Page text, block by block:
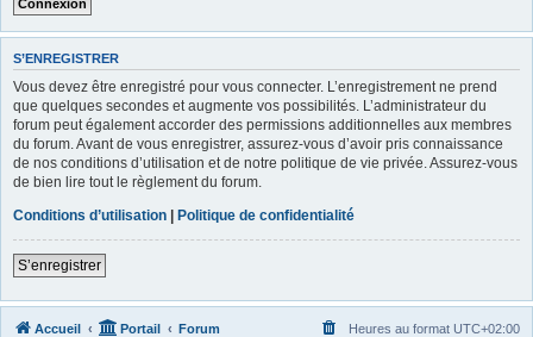
S’ENREGISTRER
Vous devez être enregistré pour vous connecter. L’enregistrement ne prend
que quelques secondes et augmente vos possibilités. L’administrateur du
forum peut également accorder des permissions additionnelles aux membres
du forum. Avant de vous enregistrer, assurez-vous d’avoir pris connaissance
de nos conditions d’utilisation et de notre politique de vie privée. Assurez-vous
de bien lire tout le règlement du forum.
Conditions d’utilisation | Politique de confidentialité
S’enregistrer
Accueil Portail Forum Heures au format UTC+02:00